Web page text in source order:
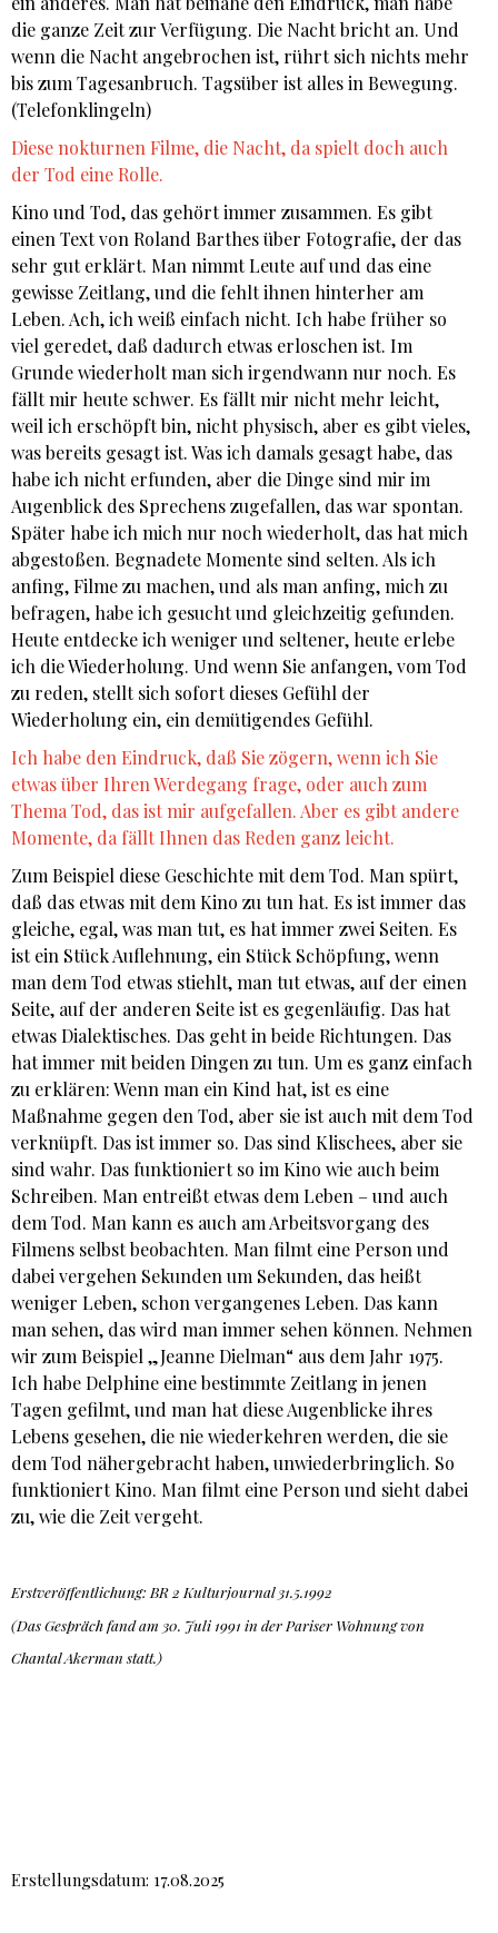
die ganze Zeit zur Verfügung. Die Nacht bricht an. Und
wenn die Nacht angebrochen ist, rührt sich nichts mehr
bis zum Tagesanbruch. Tagsüber ist alles in Bewegung.
(Telefonklingeln)
Diese nokturnen Filme, die Nacht, da spielt doch auch
der Tod eine Rolle.
Kino und Tod, das gehört immer zusammen. Es gibt
einen Text von Roland Barthes über Fotografie, der das
sehr gut erklärt. Man nimmt Leute auf und das eine
gewisse Zeitlang, und die fehlt ihnen hinterher am
Leben. Ach, ich weiß einfach nicht. Ich habe früher so
viel geredet, daß dadurch etwas erloschen ist. Im
Grunde wiederholt man sich irgendwann nur noch. Es
fällt mir heute schwer. Es fällt mir nicht mehr leicht,
weil ich erschöpft bin, nicht physisch, aber es gibt vieles,
was bereits gesagt ist. Was ich damals gesagt habe, das
habe ich nicht erfunden, aber die Dinge sind mir im
Augenblick des Sprechens zugefallen, das war spontan.
Später habe ich mich nur noch wiederholt, das hat mich
abgestoßen. Begnadete Momente sind selten. Als ich
anfing, Filme zu machen, und als man anfing, mich zu
befragen, habe ich gesucht und gleichzeitig gefunden.
Heute entdecke ich weniger und seltener, heute erlebe
ich die Wiederholung. Und wenn Sie anfangen, vom Tod
zu reden, stellt sich sofort dieses Gefühl der
Wiederholung ein, ein demütigendes Gefühl.
Ich habe den Eindruck, daß Sie zögern, wenn ich Sie
etwas über Ihren Werdegang frage, oder auch zum
Thema Tod, das ist mir aufgefallen. Aber es gibt andere
Momente, da fällt Ihnen das Reden ganz leicht.
Zum Beispiel diese Geschichte mit dem Tod. Man spürt,
daß das etwas mit dem Kino zu tun hat. Es ist immer das
gleiche, egal, was man tut, es hat immer zwei Seiten. Es
ist ein Stück Auflehnung, ein Stück Schöpfung, wenn
man dem Tod etwas stiehlt, man tut etwas, auf der einen
Seite, auf der anderen Seite ist es gegenläufig. Das hat
etwas Dialektisches. Das geht in beide Richtungen. Das
hat immer mit beiden Dingen zu tun. Um es ganz einfach
zu erklären: Wenn man ein Kind hat, ist es eine
Maßnahme gegen den Tod, aber sie ist auch mit dem Tod
verknüpft. Das ist immer so. Das sind Klischees, aber sie
sind wahr. Das funktioniert so im Kino wie auch beim
Schreiben. Man entreißt etwas dem Leben – und auch
dem Tod. Man kann es auch am Arbeitsvorgang des
Filmens selbst beobachten. Man filmt eine Person und
dabei vergehen Sekunden um Sekunden, das heißt
weniger Leben, schon vergangenes Leben. Das kann
man sehen, das wird man immer sehen können. Nehmen
wir zum Beispiel „Jeanne Dielman“ aus dem Jahr 1975.
Ich habe Delphine eine bestimmte Zeitlang in jenen
Tagen gefilmt, und man hat diese Augenblicke ihres
Lebens gesehen, die nie wiederkehren werden, die sie
dem Tod nähergebracht haben, unwiederbringlich. So
funktioniert Kino. Man filmt eine Person und sieht dabei
zu, wie die Zeit vergeht.
Erstveröffentlichung: BR 2 Kulturjournal 31.5.1992
(Das Gespräch fand am 30. Juli 1991 in der Pariser Wohnung von
Chantal Akerman statt.)
Erstellungsdatum: 17.08.2025